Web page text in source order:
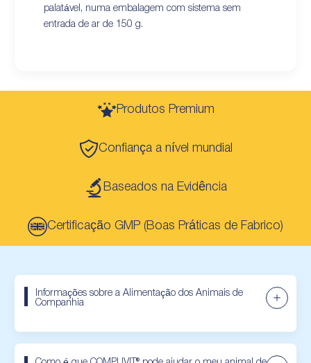
palatável, numa embalagem com sistema sem
entrada de ar de 150 g.
Produtos Premium
Confiança a nível mundial
Baseados na Evidência
Certificação GMP (Boas Práticas de Fabrico)
Informações sobre a Alimentação dos Animais de
Companhia